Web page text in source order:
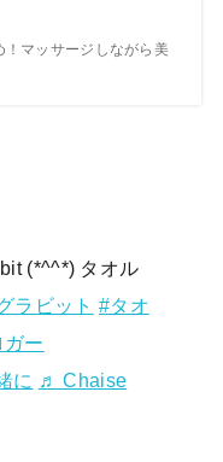
！マッサージしながら美
(*^^*) タオル
ラビット #タオ
ー
に ♬ Chaise